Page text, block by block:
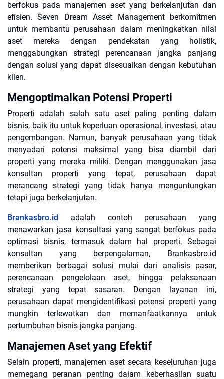
berfokus pada manajemen aset yang berkelanjutan dan
efisien. Seven Dream Asset Management berkomitmen
untuk membantu perusahaan dalam meningkatkan nilai
aset mereka dengan pendekatan yang holistik,
menggabungkan strategi perencanaan jangka panjang
dengan solusi yang dapat disesuaikan dengan kebutuhan
klien.
Mengoptimalkan Potensi Properti
Properti adalah salah satu aset paling penting dalam
bisnis, baik itu untuk keperluan operasional, investasi, atau
pengembangan. Namun, banyak perusahaan yang tidak
menyadari potensi maksimal yang bisa diambil dari
properti yang mereka miliki. Dengan menggunakan jasa
konsultan properti yang tepat, perusahaan dapat
merancang strategi yang tidak hanya menguntungkan
tetapi juga berkelanjutan.
Brankasbro.id
adalah contoh perusahaan yang
menawarkan jasa konsultasi yang sangat berfokus pada
optimasi bisnis, termasuk dalam hal properti. Sebagai
konsultan yang berpengalaman, Brankasbro.id
memberikan berbagai solusi mulai dari analisis pasar,
perencanaan pengelolaan aset, hingga pelaksanaan
strategi yang tepat sasaran. Dengan layanan ini,
perusahaan dapat mengidentifikasi potensi properti yang
mungkin terlewatkan dan memanfaatkannya untuk
pertumbuhan bisnis jangka panjang.
Manajemen Aset yang Efektif
Selain properti, manajemen aset secara keseluruhan juga
memegang peranan penting dalam keberhasilan suatu